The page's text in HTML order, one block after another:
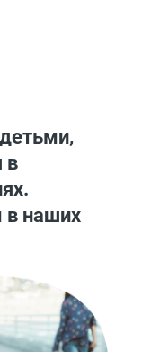
в
в наших